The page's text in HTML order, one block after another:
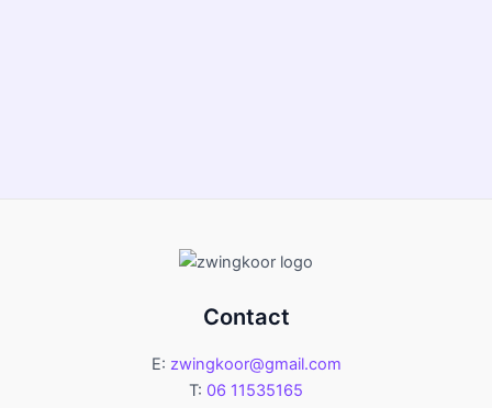
Contact
E: zwingkoor@gmail.com
T: 06 11535165